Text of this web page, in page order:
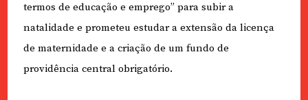
termos de educação e emprego” para subir a
natalidade e prometeu estudar a extensão da licença
de maternidade e a criação de um fundo de
providência central obrigatório.